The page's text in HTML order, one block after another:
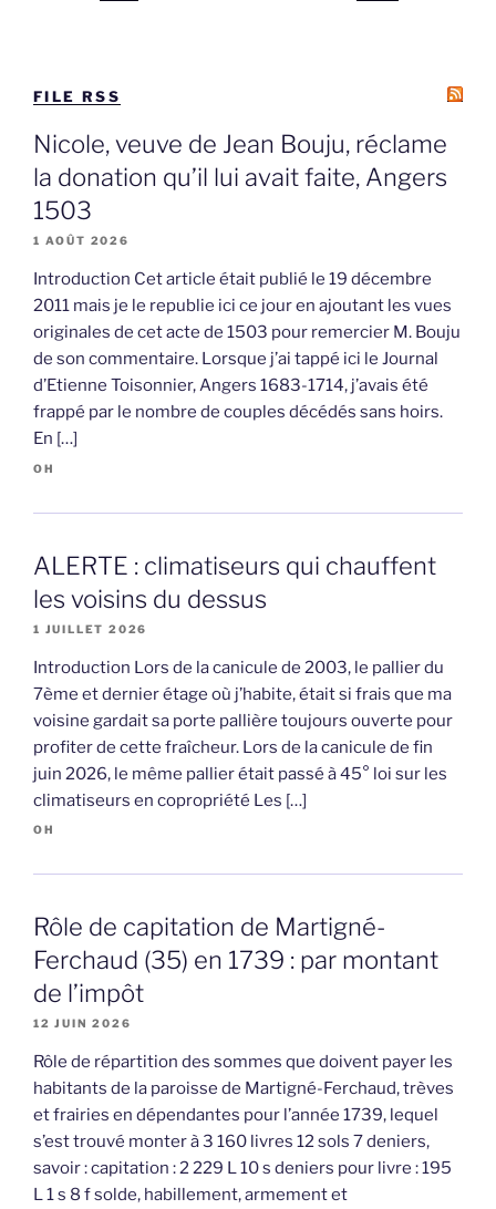
FILE RSS
Nicole, veuve de Jean Bouju, réclame
la donation qu’il lui avait faite, Angers
1503
1 AOÛT 2026
Introduction Cet article était publié le 19 décembre
2011 mais je le republie ici ce jour en ajoutant les vues
originales de cet acte de 1503 pour remercier M. Bouju
de son commentaire. Lorsque j’ai tappé ici le Journal
d’Etienne Toisonnier, Angers 1683-1714, j’avais été
frappé par le nombre de couples décédés sans hoirs.
En […]
OH
ALERTE : climatiseurs qui chauffent
les voisins du dessus
1 JUILLET 2026
Introduction Lors de la canicule de 2003, le pallier du
7ème et dernier étage où j’habite, était si frais que ma
voisine gardait sa porte pallière toujours ouverte pour
profiter de cette fraîcheur. Lors de la canicule de fin
juin 2026, le même pallier était passé à 45° loi sur les
climatiseurs en copropriété Les […]
OH
Rôle de capitation de Martigné-
Ferchaud (35) en 1739 : par montant
de l’impôt
12 JUIN 2026
Rôle de répartition des sommes que doivent payer les
habitants de la paroisse de Martigné-Ferchaud, trèves
et frairies en dépendantes pour l’année 1739, lequel
s’est trouvé monter à 3 160 livres 12 sols 7 deniers,
savoir : capitation : 2 229 L 10 s deniers pour livre : 195
L 1 s 8 f solde, habillement, armement et